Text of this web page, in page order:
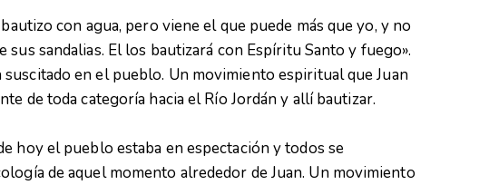
con agua, pero viene el que puede más que yo, y no
sus sandalias. El los bautizará con Espíritu Santo y fuego».
en el pueblo. Un movimiento espiritual que Juan
de toda categoría hacia el Río Jordán y allí bautizar.
hoy el pueblo estaba en espectación y todos se
de aquel momento alrededor de Juan. Un movimiento